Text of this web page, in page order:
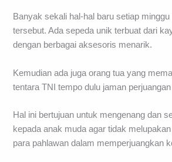
Banyak sekali hal-hal baru setiap
tersebut. Ada sepeda unik terbuat dari
dengan berbagai aksesoris menarik.
Kemudian ada juga orang tua yang
tentara TNI tempo dulu jaman
Hal ini bertujuan untuk mengenang dan
kepada anak muda agar tidak
para pahlawan dalam memperjuangkan